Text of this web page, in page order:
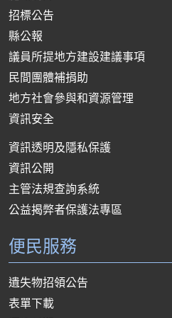
招標公告
縣公報
議員所提地方建設建議事項
民間團體補捐助
地方社會參與和資源管理
資訊安全
資訊透明及隱私保護
資訊公開
主管法規查詢系統
公益揭弊者保護法專區
便民服務
遺失物招領公告
表單下載